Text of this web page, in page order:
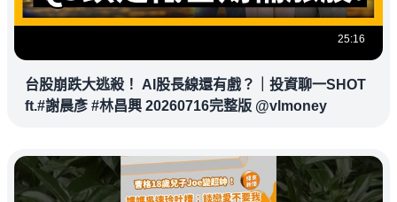
25:16
台股崩跌大逃殺！ AI股長線還有戲？｜投資聊一SHOT
ft.#謝晨彥 #林昌興 20260716完整版 @vlmoney